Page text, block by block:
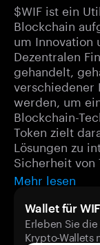
$WIF ist ein
Blockchain
um Innovation
Dezentralen
gehandelt,
verschiedener
werden, um
Blockchain-
Token zielt
Lösungen zu
Sicherheit von
Mehr lesen
Wallet für
Erleben Sie
Krypto-Wallets